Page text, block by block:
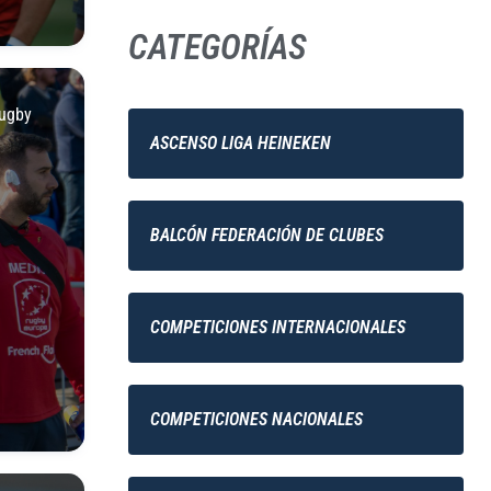
CATEGORÍAS
ASCENSO LIGA HEINEKEN
BALCÓN FEDERACIÓN DE CLUBES
COMPETICIONES INTERNACIONALES
COMPETICIONES NACIONALES